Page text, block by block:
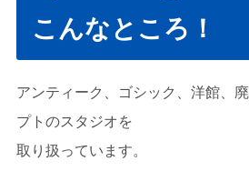
こんなところ！
アンティーク、ゴシック、洋館、
プトのスタジオを
取り扱っています。